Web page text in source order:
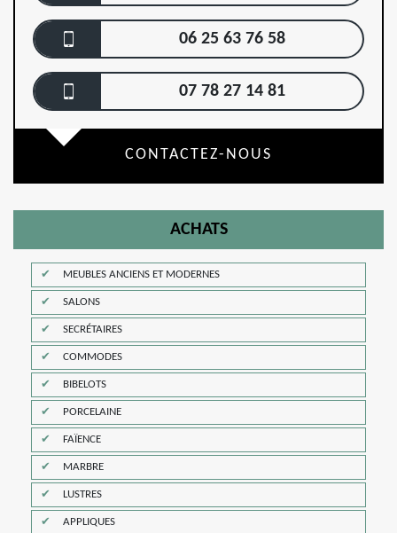
06 25 63 76 58
07 78 27 14 81
CONTACTEZ-NOUS
ACHATS
MEUBLES ANCIENS ET MODERNES
SALONS
SECRÉTAIRES
COMMODES
BIBELOTS
PORCELAINE
FAÏENCE
MARBRE
LUSTRES
APPLIQUES